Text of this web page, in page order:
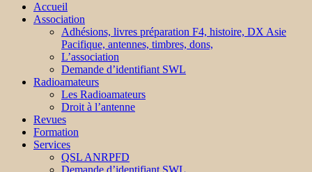
Accueil
Association
Adhésions, livres préparation F4, histoire, DX Asie
Pacifique, antennes, timbres, dons,
L’association
Demande d’identifiant SWL
Radioamateurs
Les Radioamateurs
Droit à l’antenne
Revues
Formation
Services
QSL ANRPFD
Demande d’identifiant SWL